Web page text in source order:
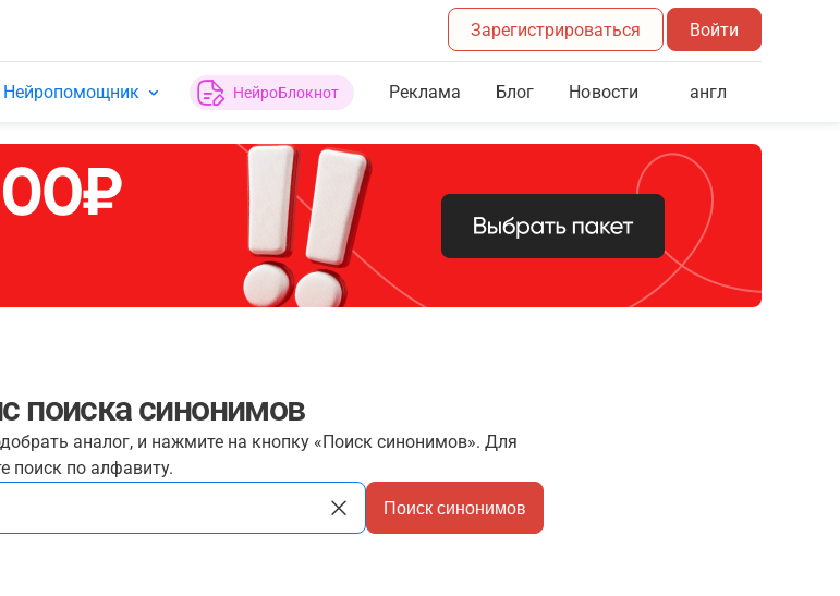
Зарегистрироваться Войти
Нейропомощник НейроБлокнот Реклама Блог Новости англ
поиска синонимов
аналог, и нажмите на кнопку «Поиск синонимов». Для
поиск по алфавиту.
Поиск синонимов